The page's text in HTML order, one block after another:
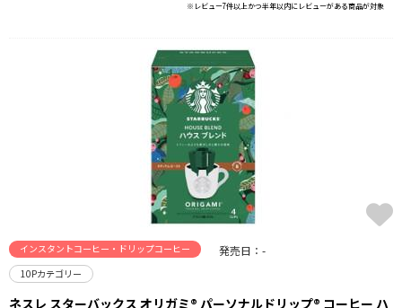
※レビュー7件以上かつ半年以内にレビューがある商品が対象
インスタントコーヒー・ドリップコーヒー 発売日：-
10Pカテゴリー
ネスレ スターバックス オリガミ® パーソナルドリップ® コーヒー ハ